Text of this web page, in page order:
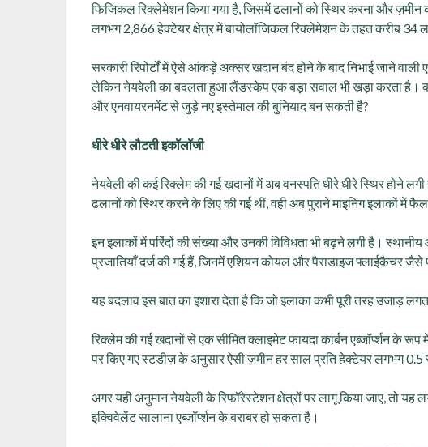
फिजिकल रिक्लेमेशन किया गया है, जिसमें ढलानों को स्थिर करना और ज़मीन
लगभग 2,866 हेक्टेयर क्षेत्र में बायोलॉजिकल रिक्लेमेशन के तहत करीब 34
सरकारी रिपोर्टों में ऐसे आंकड़े अक्सर खदान बंद होने के बाद निभाई जाने वाली
लेकिन नेयवेली का बदलता हुआ लैंडस्केप एक बड़ा सवाल भी खड़ा करता है।
और एनवायरनमेंट से जुड़े नए इस्तेमाल की बुनियाद बन सकती है?
धीरे धीरे लौटती इकॉलॉजी
नेयवेली की कई रिक्लेम की गई खदानों में अब वनस्पति धीरे धीरे स्थिर होने
ढलानों को स्थिर करने के लिए की गई थीं, वही अब पुराने माइनिंग इलाकों में
इन इलाकों में परिंदों की संख्या और उनकी विविधता भी बढ़ने लगी है। स्थानीय
प्रजातियाँ दर्ज की गई हैं, जिनमें एशियन कोयल और पैराडाइज फ्लाईकैचर जैसे
यह बदलाव इस बात का इशारा देता है कि जो इलाका कभी पूरी तरह उजाड़
रिक्लेम की गई खदानों से एक सीमित क्लाइमेट फायदा कार्बन एब्जॉर्प्शन के
पर किए गए स्टडीज़ के अनुसार ऐसी ज़मीन हर साल प्रति हेक्टेयर लगभग 0.5
अगर यही अनुमान नेयवेली के रिफॉरेस्टेशन क्षेत्रों पर लागू किया जाए, तो
इक्विवेलेंट सालाना एब्जॉर्प्शन के बराबर हो सकता है।